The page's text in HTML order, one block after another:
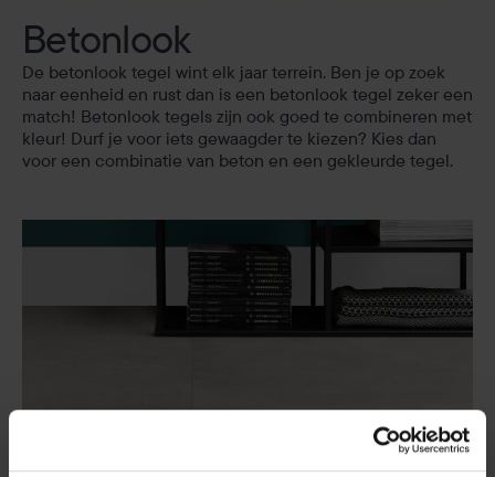
Betonlook
De betonlook tegel wint elk jaar terrein. Ben je op zoek
naar eenheid en rust dan is een betonlook tegel zeker een
match! Betonlook tegels zijn ook goed te combineren met
kleur! Durf je voor iets gewaagder te kiezen? Kies dan
voor een combinatie van beton en een gekleurde tegel.